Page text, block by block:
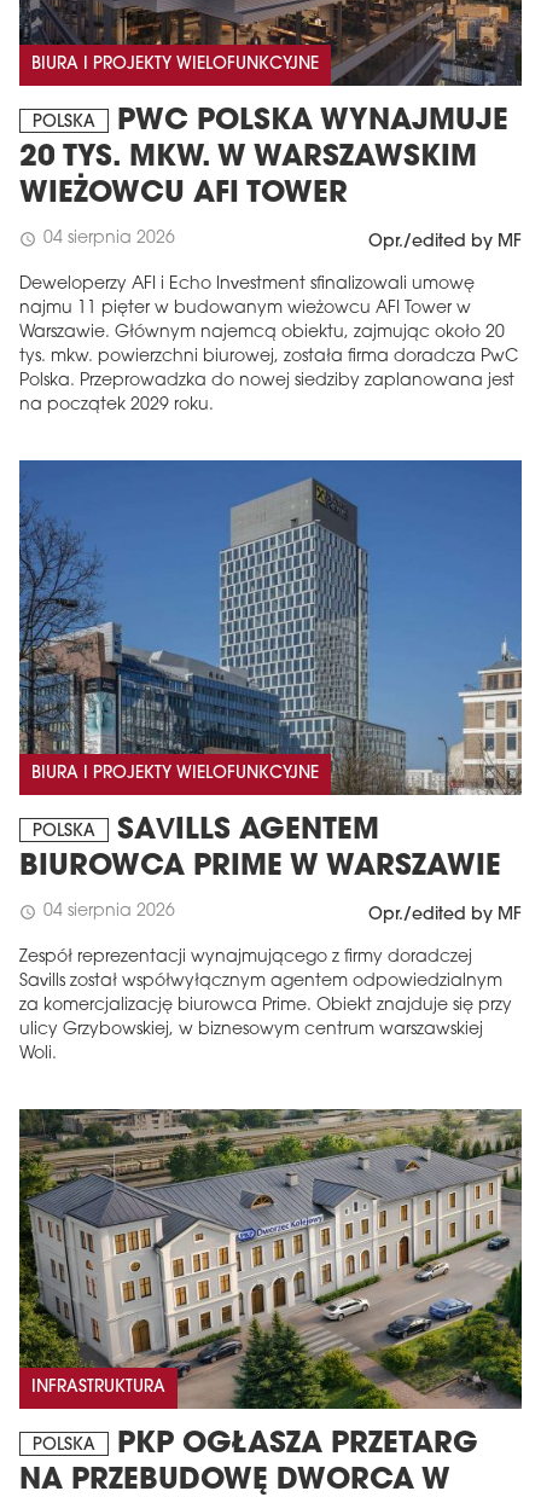
BIURA I PROJEKTY WIELOFUNKCYJNE
POLSKA
PWC POLSKA WYNAJMUJE
20 TYS. MKW. W WARSZAWSKIM
WIEŻOWCU AFI TOWER
schedule 04 sierpnia 2026 Opr./edited by MF
Deweloperzy AFI i Echo Investment sfinalizowali umowę
najmu 11 pięter w budowanym wieżowcu AFI Tower w
Warszawie. Głównym najemcą obiektu, zajmując około 20
tys. mkw. powierzchni biurowej, została firma doradcza PwC
Polska. Przeprowadzka do nowej siedziby zaplanowana jest
na początek 2029 roku.
BIURA I PROJEKTY WIELOFUNKCYJNE
POLSKA
SAVILLS AGENTEM
BIUROWCA PRIME W WARSZAWIE
schedule 04 sierpnia 2026 Opr./edited by MF
Zespół reprezentacji wynajmującego z firmy doradczej
Savills został współwyłącznym agentem odpowiedzialnym
za komercjalizację biurowca Prime. Obiekt znajduje się przy
ulicy Grzybowskiej, w biznesowym centrum warszawskiej
Woli.
INFRASTRUKTURA
POLSKA
PKP OGŁASZA PRZETARG
NA PRZEBUDOWĘ DWORCA W